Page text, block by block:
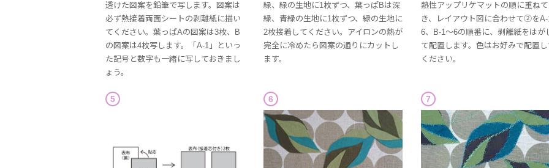
透けた図案を鉛筆で写します。図案は
必ず熱接着両面シートの剥離紙に描い
てください。葉っぱAの図案は3枚、B
の図案は4枚写します。「A-1」といっ
た記号と数字も一緒に写しておきまし
ょう。
緑、緑の生地に1枚ずつ、葉っぱBは深
緑、青緑の生地に1枚ずつ、緑の生地に
2枚接着してください。アイロンの熱が
完全に冷めたら図案の通りにカットし
ます。
熱性アップリケマットの順に重ね
き、レイアウト図に合わせて②をA-
6、B-1～6の順番に、剥離紙をはが
て配置します。色はお好みで配置
ください。
5 6 7